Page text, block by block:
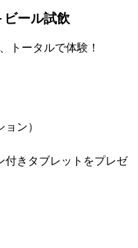
ール試飲
トータルで体験！
ン）
付きタブレットをプレゼ